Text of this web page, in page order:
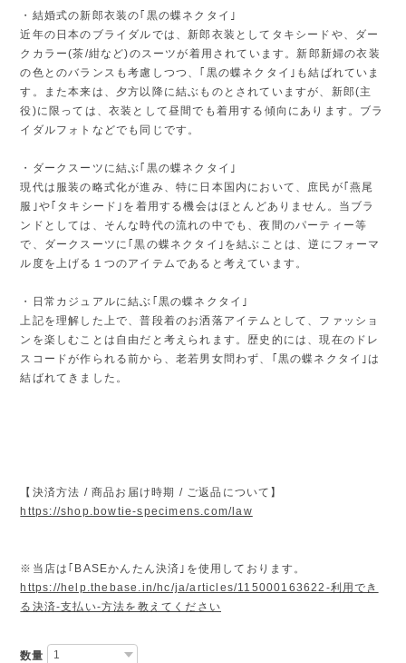
・結婚式の新郎衣装の｢黒の蝶ネクタイ｣
近年の日本のブライダルでは、新郎衣装としてタキシードや、ダー
クカラー(茶/紺など)のスーツが着用されています。新郎新婦の衣装
の色とのバランスも考慮しつつ、｢黒の蝶ネクタイ｣も結ばれていま
す。また本来は、夕方以降に結ぶものとされていますが、新郎(主
役)に限っては、衣装として昼間でも着用する傾向にあります。ブラ
イダルフォトなどでも同じです。
・ダークスーツに結ぶ｢黒の蝶ネクタイ｣
現代は服装の略式化が進み、特に日本国内において、庶民が｢燕尾
服｣や｢タキシード｣を着用する機会はほとんどありません。当ブラ
ンドとしては、そんな時代の流れの中でも、夜間のパーティー等
で、ダークスーツに｢黒の蝶ネクタイ｣を結ぶことは、逆にフォーマ
ル度を上げる１つのアイテムであると考えています。
・日常カジュアルに結ぶ｢黒の蝶ネクタイ｣
上記を理解した上で、普段着のお洒落アイテムとして、ファッショ
ンを楽しむことは自由だと考えられます。歴史的には、現在のドレ
スコードが作られる前から、老若男女問わず、｢黒の蝶ネクタイ｣は
結ばれてきました。
【決済方法 / 商品お届け時期 / ご返品について】
https://shop.bowtie-specimens.com/law
※当店は｢BASEかんたん決済｣を使用しております。
https://help.thebase.in/hc/ja/articles/115000163622-利用でき
る決済-支払い-方法を教えてください
数量